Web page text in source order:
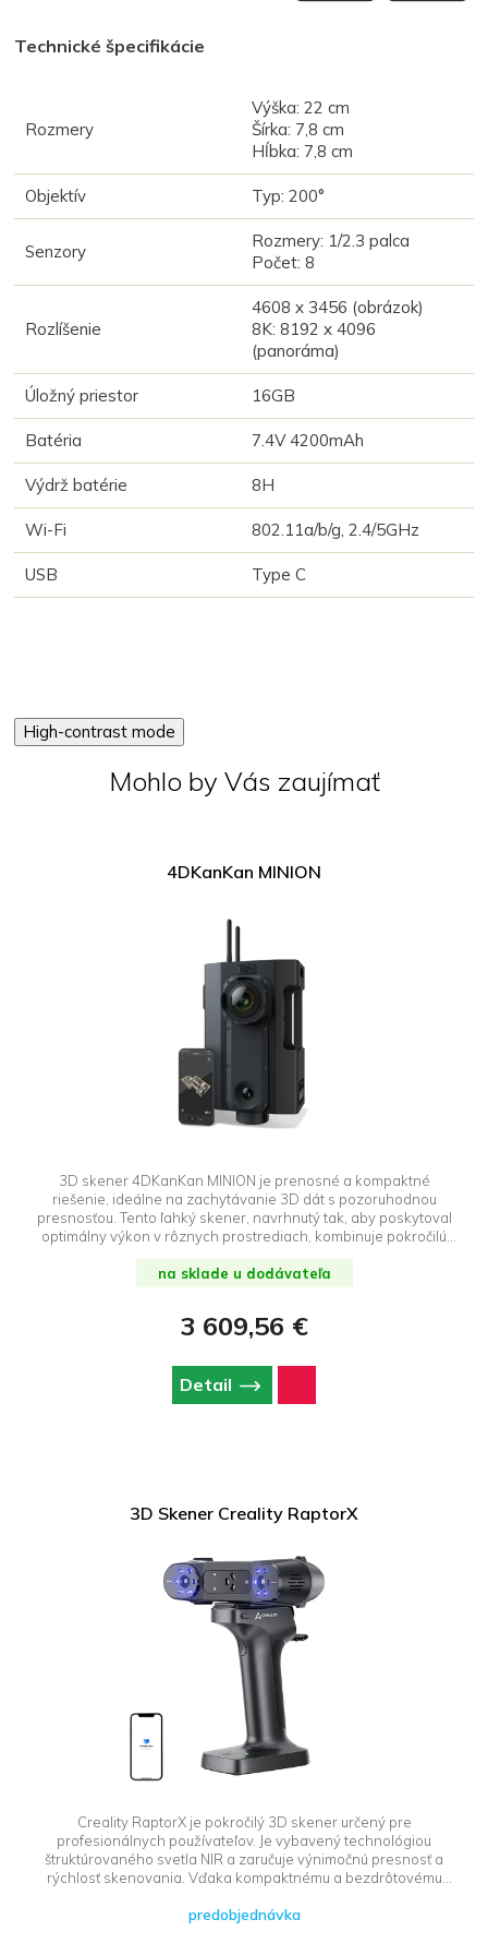
Technické špecifikácie
Rozmery
Výška: 22 cm
Šírka: 7,8 cm
Hĺbka: 7,8 cm
Objektív Typ: 200°
Senzory
Rozmery: 1/2.3 palca
Počet: 8
Rozlíšenie
4608 x 3456 (obrázok)
8K: 8192 x 4096
(panoráma)
Úložný priestor 16GB
Batéria 7.4V 4200mAh
Výdrž batérie 8H
Wi-Fi 802.11a/b/g, 2.4/5GHz
USB Type C
High-contrast mode
Mohlo by Vás zaujímať
4DKanKan MINION
3D skener 4DKanKan MINION je prenosné a kompaktné
riešenie, ideálne na zachytávanie 3D dát s pozoruhodnou
presnosťou. Tento ľahký skener, navrhnutý tak, aby poskytoval
optimálny výkon v rôznych prostrediach, kombinuje pokročilú
technológiu s jednoduchým používaním.
na sklade u dodávateľa
3 609,56 €
Detail
3D Skener Creality RaptorX
Creality RaptorX je pokročilý 3D skener určený pre
profesionálnych používateľov. Je vybavený technológiou
štruktúrovaného svetla NIR a zaručuje výnimočnú presnosť a
rýchlosť skenovania. Vďaka kompaktnému a bezdrôtovému
podmienkach aj pri intenzívnom osvetlení - až do 100 000 luxov
predobjednávka